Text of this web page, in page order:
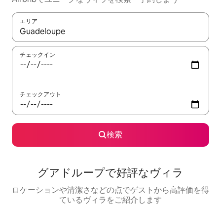
エリア
検索結果が表示されたら、上下の矢印キーを使って移動するか
チェックイン
チェックアウト
検索
グアドループで好評なヴィラ
ロケーションや清潔さなどの点でゲストから高評価を得
ているヴィラをご紹介します